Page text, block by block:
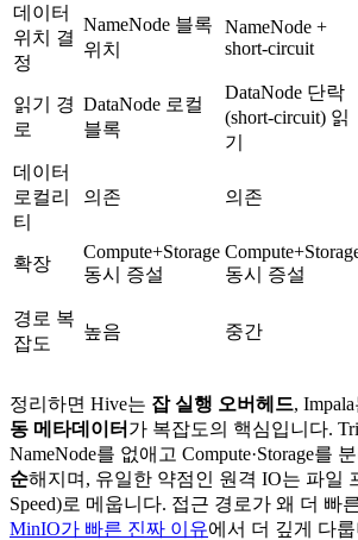
데이터
위치 결
정
NameNode 블록
위치
NameNode +
short-circuit
읽기 경
로
DataNode 로컬
블록
DataNode 단락
(short-circuit) 읽
기
데이터
로컬리
티
의존 의존
확장
Compute+Storage
동시 증설
동시 증설
경로 복
잡도
높음 중간
정리하면 Hive는 잡 실행 오버헤드,
동 메타데이터 가 복잡도의 핵심입니다.
NameNode를 없애고 Compute·Storage를
순해지며, 유일한 약점인 원격 IO는 파일
Speed)로 메웁니다. 접근 경로가 왜 더 빠
MinIO가 빠른 진짜 이유에서 더 깊게 다